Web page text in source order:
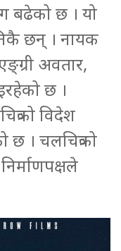
बढेको छ । यो
छन् । नायक
अवतार,
छ ।
विदेश
छ । चलचित्रको